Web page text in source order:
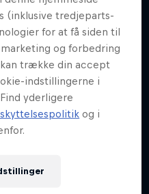
(inklusive tredjeparts-
for at få siden til
og forbedring
trække din accept
indstillingerne i
yderligere
og i